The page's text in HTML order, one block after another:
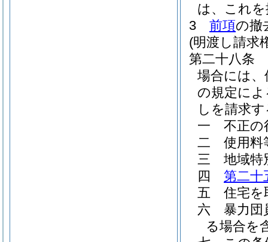
は、これ
3
前項の撤
(明渡し請求
第二十八条
場合には
の規定に
しを請求
一
不正の
二
使用料
三
地域特
四
第二十
五
住宅を
六
暴力団
る場合を